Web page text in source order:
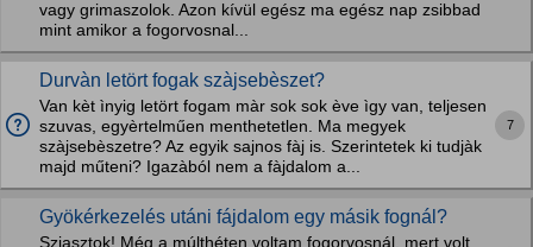
vagy grimaszolok. Azon kívül egész ma egész nap zsibbad
mint amikor a fogorvosnal...
Durvàn letört fogak szàjsebèszet?
Van kèt ìnyig letört fogam màr sok sok ève ìgy van, teljesen
szuvas, egyèrtelműen menthetetlen. Ma megyek
szàjsebèszetre? Az egyik sajnos fàj is. Szerintetek ki tudjàk
majd műteni? Igazàból nem a fàjdalom a...
7
Gyökérkezelés utáni fájdalom egy másik fognál?
Sziasztok! Még a múlthéten voltam fogorvosnál, mert volt